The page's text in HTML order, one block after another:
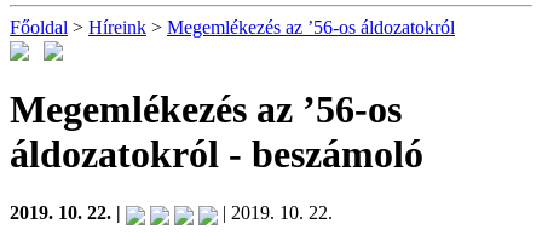
Főoldal > Híreink > Megemlékezés az ’56-os áldozatokról
Megemlékezés az ’56-os
áldozatokról - beszámoló
2019. 10. 22. | | 2019. 10. 22.